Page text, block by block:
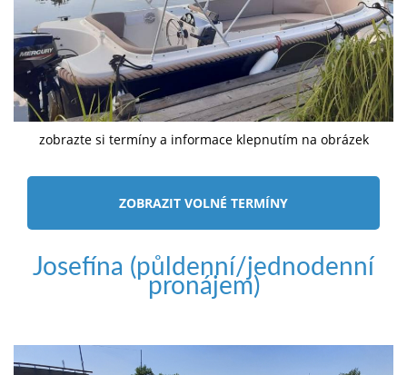
zobrazte si termíny a informace klepnutím na obrázek
ZOBRAZIT VOLNÉ TERMÍNY
Josefína (půldenní/jednodenní
pronájem)